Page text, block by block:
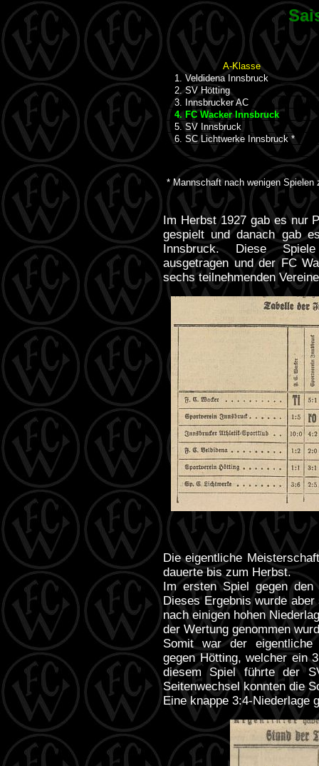
A-Klasse
1. Veldidena Innsbruck
2. SV Hötting
3. Innsbrucker AC
4. FC Wacker Innsbruck
5. SV Innsbruck
6. SC Lichtwerke Innsbruck *
* Mannschaft nach wenigen Spielen
Im Herbst 1927 gab es nur
gespielt und danach gab
Innsbruck. Diese
ausgetragen und der FC
sechs teilnehmenden
Die eigentliche
dauerte bis zum Herbst.
Im ersten Spiel gegen
Dieses Ergebnis wurde
nach einigen hohen
der Wertung genommen
Somit war der eigentliche
gegen Hötting, welcher ein
diesem Spiel führte der
Seitenwechsel konnten die
Eine knappe 3:4-Niederlage